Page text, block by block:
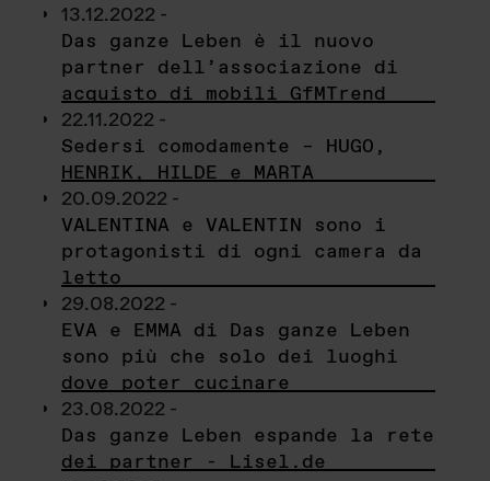
13.12.2022 -
Das ganze Leben è il nuovo
partner dell’associazione di
acquisto di mobili GfMTrend
22.11.2022 -
Sedersi comodamente – HUGO,
HENRIK, HILDE e MARTA
20.09.2022 -
VALENTINA e VALENTIN sono i
protagonisti di ogni camera da
letto
29.08.2022 -
EVA e EMMA di Das ganze Leben
sono più che solo dei luoghi
dove poter cucinare
23.08.2022 -
Das ganze Leben espande la rete
dei partner - Lisel.de